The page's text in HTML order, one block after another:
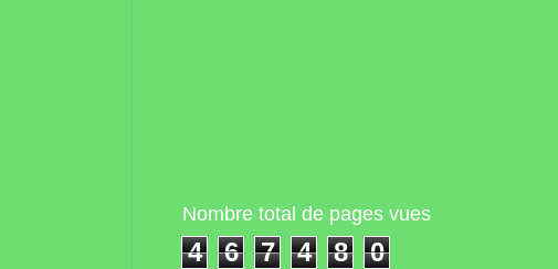
Nombre total de pages vues
4 6 7 4 8 0